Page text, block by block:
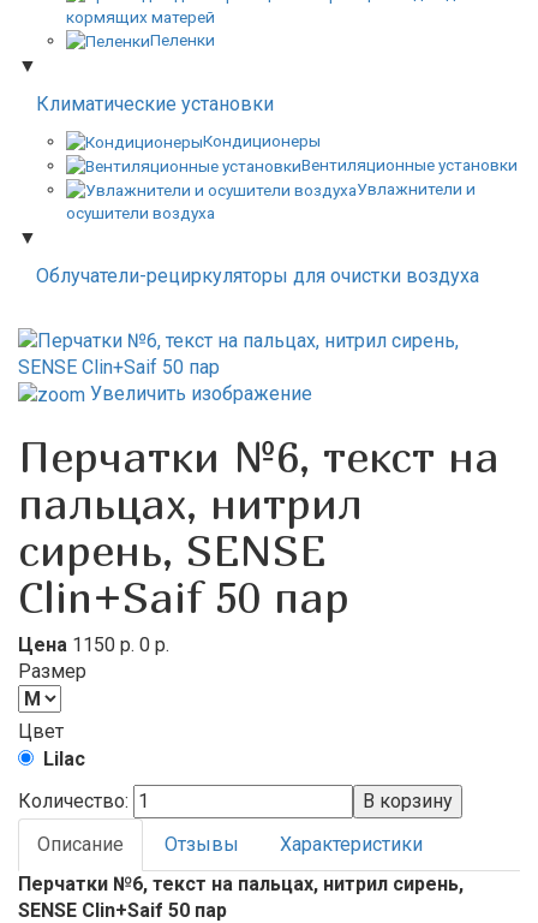
кормящих матерей
Пеленки
▼
Климатические установки
Кондиционеры
Вентиляционные установки
Увлажнители и
осушители воздуха
▼
Облучатели-рециркуляторы для очистки воздуха
Увеличить изображение
Перчатки №6, текст на
пальцах, нитрил
сирень, SENSE
Clin+Saif 50 пар
Цена 1150 р. 0 р.
Размер
Цвет
Lilac
Количество:
Описание
Отзывы
Характеристики
Перчатки №6, текст на пальцах, нитрил сирень,
SENSE Clin+Saif 50 пар